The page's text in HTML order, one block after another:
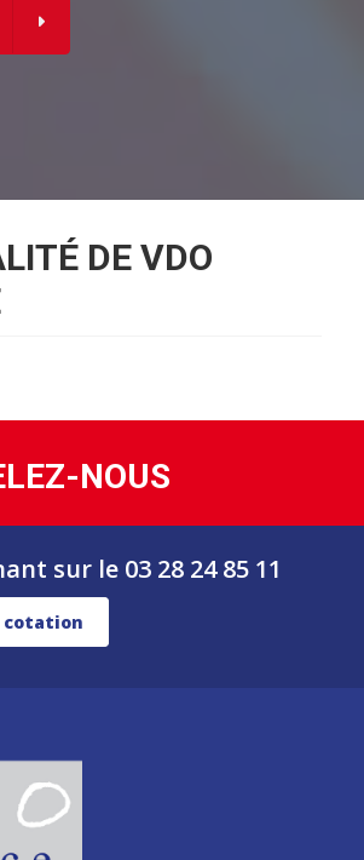
DE VDO
NOUS
sur le 03 28 24 85 11
cotation